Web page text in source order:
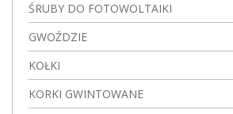
ŚRUBY DO FOTOWOLTAIKI
GWOŹDZIE
KOŁKI
KORKI GWINTOWANE